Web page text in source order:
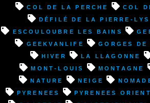
(66)
direction
Quillan
(11)”
Col de la Perche
Col
défilé de la Pierre-Lys
Escouloubre les Bains
geekvanlife
Gorges de
hiver
La Llagonne
Mont-Louis
montagne
nature
neige
pyrenees
pyrenees